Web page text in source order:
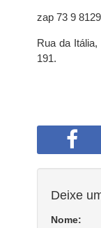
zap 73 9
Rua da
191.
Deixe
Nome: